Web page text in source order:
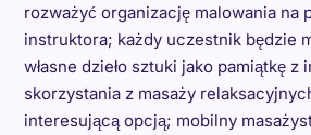
rozważyć organizację malowania na
instruktora; każdy uczestnik będzie
własne dzieło sztuki jako pamiątkę
skorzystania z masaży
interesującą opcją; mobilny